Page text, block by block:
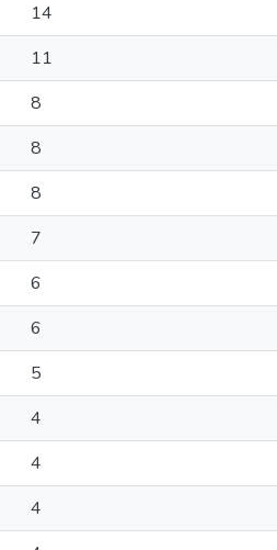
14
11
8
8
8
7
6
6
5
4
4
4